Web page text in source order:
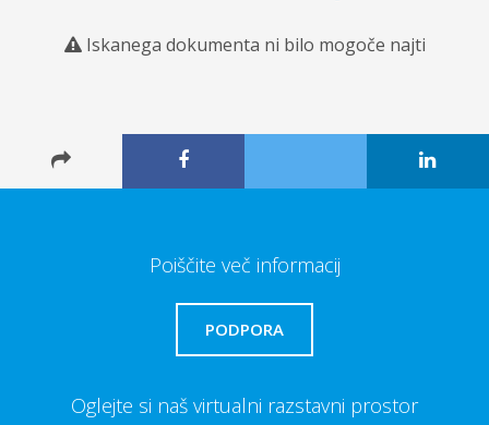
Iskanega dokumenta ni bilo mogoče najti
Poiščite več informacij
PODPORA
Oglejte si naš virtualni razstavni prostor